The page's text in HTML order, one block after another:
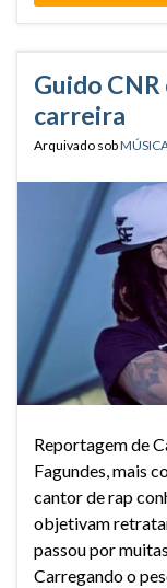
Guido
carreira
Arquivado sob
Reportagem de
Fagundes, mais
cantor de rap
objetivam
passou por
Carregando o